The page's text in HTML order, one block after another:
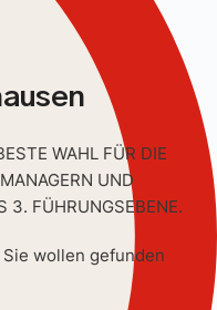
WAHL FÜR DIE
UND
3. FÜHRUNGSEBENE.
wollen gefunden